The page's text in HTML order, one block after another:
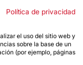
Política de privacidad
el uso del sitio web y
sobre la base de un
(por ejemplo, páginas